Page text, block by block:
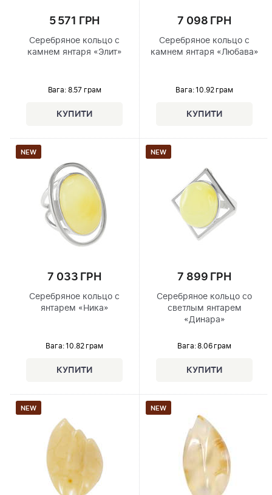
5 571 ГРН
Серебряное кольцо с
камнем янтаря «Элит»
Вага: 8.57 грам
7 098 ГРН
Серебряное кольцо с
камнем янтаря «Любава»
Вага: 10.92 грам
NEW
7 033 ГРН
Серебряное кольцо с
янтарем «Ника»
Вага: 10.82 грам
NEW
7 899 ГРН
Серебряное кольцо со
светлым янтарем
«Динара»
Вага: 8.06 грам
NEW NEW